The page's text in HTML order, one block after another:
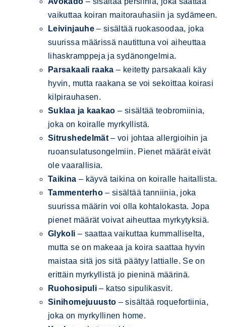
vaikuttaa koiran maitorauhasiin ja sydämeen.
Leivinjauhe– sisältää ruokasoodaa, joka
suurissa määrissä nautittuna voi aiheuttaa
lihaskramppeja ja sydänongelmia.
Parsakaali raaka – keitetty parsakaali käy
hyvin, mutta raakana se voi sekoittaa koirasi
kilpirauhasen.
Suklaa ja kaakao – sisältää teobromiinia,
joka on koiralle myrkyllistä.
Sitrushedelmät – voi johtaa allergioihin ja
ruoansulatusongelmiin. Pienet määrät eivät
ole vaarallisia.
Taikina – käyvä taikina on koiralle haitallista.
Tammenterho– sisältää tanniinia, joka
suurissa määrin voi olla kohtalokasta. Jopa
pienet määrät voivat aiheuttaa myrkytyksiä.
Glykoli – saattaa vaikuttaa kummalliselta,
mutta se on makeaa ja koira saattaa hyvin
maistaa sitä jos sitä päätyy lattialle. Se on
erittäin myrkyllistä jo pieninä määrinä.
Ruohosipuli– katso sipulikasvit.
Sinihomejuuusto – sisältää roquefortiinia,
joka on myrkyllinen home.